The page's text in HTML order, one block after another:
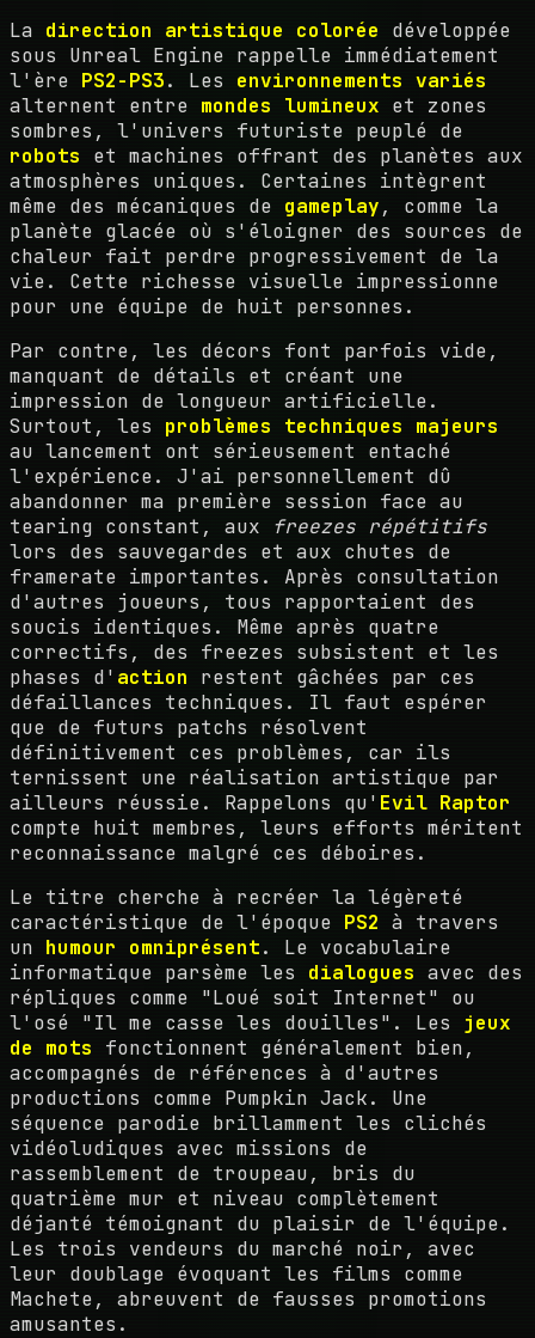
La direction artistique colorée développée
sous Unreal Engine rappelle immédiatement
l'ère PS2-PS3. Les environnements variés
alternent entre mondes lumineux et zones
sombres, l'univers futuriste peuplé de
robots et machines offrant des planètes aux
atmosphères uniques. Certaines intègrent
même des mécaniques de gameplay, comme la
planète glacée où s'éloigner des sources de
chaleur fait perdre progressivement de la
vie. Cette richesse visuelle impressionne
pour une équipe de huit personnes.
Par contre, les décors font parfois vide,
manquant de détails et créant une
impression de longueur artificielle.
Surtout, les problèmes techniques majeurs
au lancement ont sérieusement entaché
l'expérience. J'ai personnellement dû
abandonner ma première session face au
tearing constant, aux freezes répétitifs
lors des sauvegardes et aux chutes de
framerate importantes. Après consultation
d'autres joueurs, tous rapportaient des
soucis identiques. Même après quatre
correctifs, des freezes subsistent et les
phases d' action restent gâchées par ces
défaillances techniques. Il faut espérer
que de futurs patchs résolvent
définitivement ces problèmes, car ils
ternissent une réalisation artistique par
ailleurs réussie. Rappelons qu' Evil Raptor
compte huit membres, leurs efforts méritent
reconnaissance malgré ces déboires.
Le titre cherche à recréer la légèreté
caractéristique de l'époque PS2 à travers
un humour omniprésent. Le vocabulaire
informatique parsème les dialogues avec des
répliques comme "Loué soit Internet" ou
l'osé "Il me casse les douilles". Les jeux
de mots fonctionnent généralement bien,
accompagnés de références à d'autres
productions comme Pumpkin Jack. Une
séquence parodie brillamment les clichés
vidéoludiques avec missions de
rassemblement de troupeau, bris du
quatrième mur et niveau complètement
déjanté témoignant du plaisir de l'équipe.
Les trois vendeurs du marché noir, avec
leur doublage évoquant les films comme
Machete, abreuvent de fausses promotions
amusantes.